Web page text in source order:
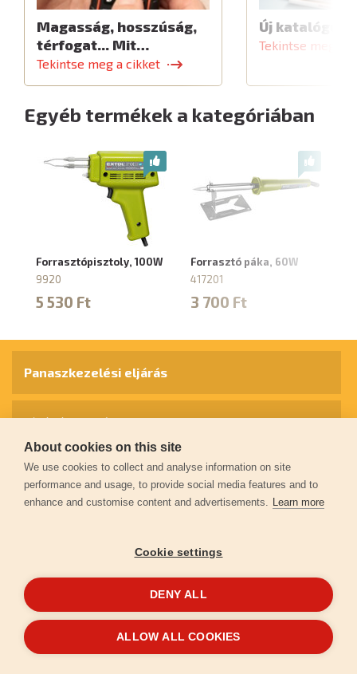
Magasság, hosszúság,
térfogat... Mit…
Tekintse meg a cikket
Új katalógus
Tekintse meg a
Egyéb termékek a kategóriában
Forrasztópisztoly, 100W
9920
5 530 Ft
Forrasztó páka, 60W
417201
3 700 Ft
© 2026extol.hu- Minden jog fenntartva
Panaszkezelési eljárás
Jótállási feltételek
Személyes adatok védelme
About cookies on this site
We use cookies to collect and analyse information on site
performance and usage, to provide social media features and to
enhance and customise content and advertisements. Learn more
Cookie settings
DENY ALL
ALLOW ALL COOKIES